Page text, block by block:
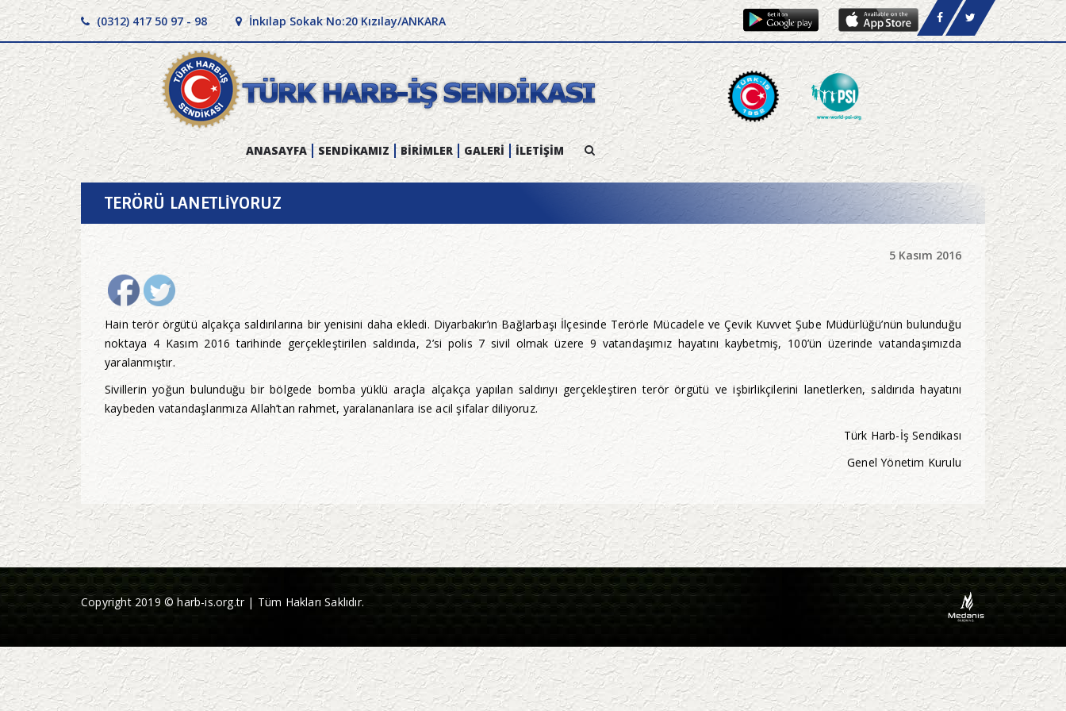
(0312) 417 50 97 - 98 İnkılap Sokak No:20 Kızılay/ANKARA
ANASAYFA SENDİKAMIZ BİRİMLER GALERİ İLETİŞİM
TERÖRÜ LANETLİYORUZ
5 Kasım 2016
Hain terör örgütü alçakça saldırılarına bir yenisini daha ekledi. Diyarbakır’ın Bağlarbaşı İlçesinde Terörle Mücadele ve Çevik Kuvvet Şube Müdürlüğü’nün bulunduğu
noktaya 4 Kasım 2016 tarihinde gerçekleştirilen saldırıda, 2’si polis 7 sivil olmak üzere 9 vatandaşımız hayatını kaybetmiş, 100’ün üzerinde vatandaşımızda
yaralanmıştır.
Sivillerin yoğun bulunduğu bir bölgede bomba yüklü araçla alçakça yapılan saldırıyı gerçekleştiren terör örgütü ve işbirlikçilerini lanetlerken, saldırıda hayatını
kaybeden vatandaşlarımıza Allah’tan rahmet, yaralananlara ise acil şifalar diliyoruz.
Türk Harb-İş Sendikası
Genel Yönetim Kurulu
Copyright 2019 © harb-is.org.tr | Tüm Hakları Saklıdır.